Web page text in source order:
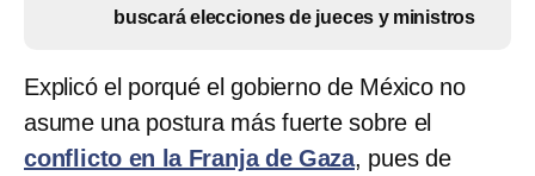
buscará elecciones de jueces y ministros
Explicó el porqué el gobierno de México no
asume una postura más fuerte sobre el
conflicto en la Franja de Gaza, pues de